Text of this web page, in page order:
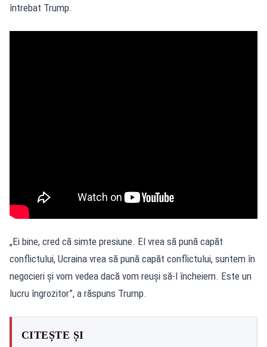
întrebat Trump.
„Ei bine, cred că simte presiune. El vrea să pună capăt
conflictului, Ucraina vrea să pună capăt conflictului, suntem în
negocieri și vom vedea dacă vom reuși să-l încheiem. Este un
lucru îngrozitor”, a răspuns Trump.
CITEȘTE ȘI